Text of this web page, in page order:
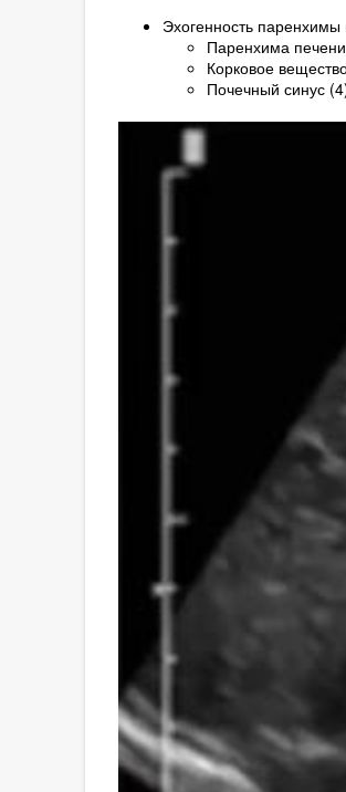
Эхогенность
Паренхима
Корковое
Почечный синус